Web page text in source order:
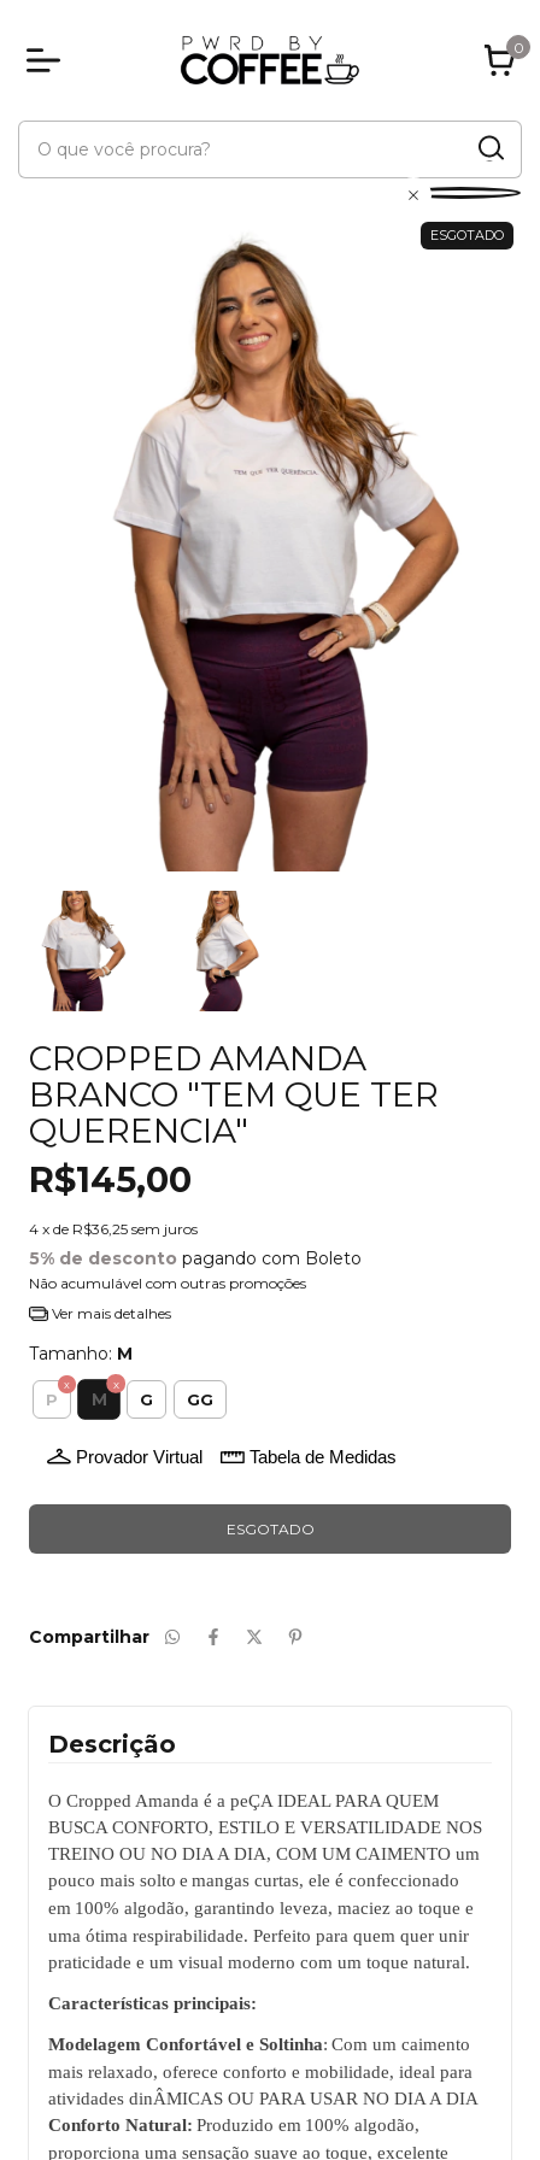
0
ESGOTADO
CROPPED AMANDA
BRANCO "TEM QUE TER
QUERENCIA"
R$145,00
4 x de R$36,25 sem juros
5% de desconto pagando com Boleto
Não acumulável com outras promoções
Ver mais detalhes
Tamanho: M
P M G GG
Provador Virtual Tabela de Medidas
Compartilhar
Descrição
O Cropped Amanda é a peÇA IDEAL PARA QUEM
BUSCA CONFORTO, ESTILO E VERSATILIDADE NOS
TREINO OU NO DIA A DIA, COM UM CAIMENTO um
pouco mais solto e mangas curtas, ele é confeccionado
em 100% algodão, garantindo leveza, maciez ao toque e
uma ótima respirabilidade. Perfeito para quem quer unir
praticidade e um visual moderno com um toque natural.
Características principais:
Modelagem Confortável e Soltinha: Com um caimento
mais relaxado, oferece conforto e mobilidade, ideal para
atividades dinÂMICAS OU PARA USAR NO DIA A DIA
Conforto Natural: Produzido em 100% algodão,
proporciona uma sensação suave ao toque, excelente